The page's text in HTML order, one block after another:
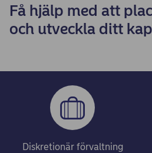
Få hjälp med att
och utveckla ditt
Diskretionär förvaltning